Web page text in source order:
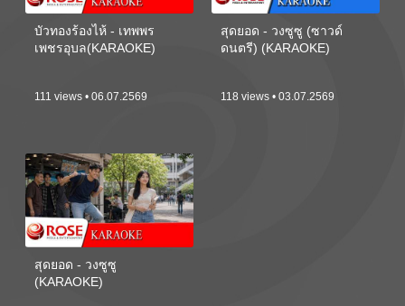
บัวทองร้องไห้ - เทพพร
เพชรอุบล(KARAOKE)
111 views • 06.07.2569
สุดยอด - วงซูซู (ซาวด์
ดนตรี) (KARAOKE)
118 views • 03.07.2569
สุดยอด - วงซูซู
(KARAOKE)